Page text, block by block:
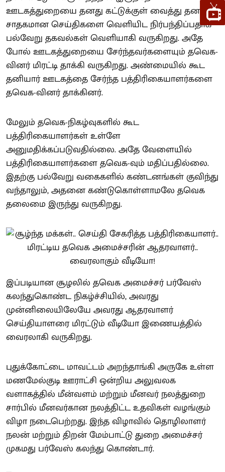
ஊடகத்துறையை தனது கட்டுக்குள் வைத்து தனக்கு
சாதகமான செய்திகளை வெளியிட நிர்பந்திப்பதாக
பல்வேறு தகவல்கள் வெளியாகி வருகிறது. அதே
போல் ஊடகத்துறையை சேர்ந்தவர்களையும் தவெக-
வினர் மிரட்டி தாக்கி வருகிறது. அண்மையில் கூட
தனியார் ஊடகத்தை சேர்ந்த பத்திரிகையாளர்களை
தவெக-வினர் தாக்கினர்.
மேலும் தவெக-நிகழ்வுகளில் கூட
பத்திரிகையாளர்கள் உள்ளே
அனுமதிக்கப்படுவதில்லை. அதே வேளையில்
பத்திரிகையாளர்களை தவெக-வும் மதிப்பதில்லை.
இதற்கு பல்வேறு வகைகளில் கண்டனங்கள் குவிந்து
வந்தாலும், அதனை கண்டுகொள்ளாமலே தவெக
தலைமை இருந்து வருகிறது.
இப்படியான சூழலில் தவெக அமைச்சர் பர்வேஸ்
கலந்துகொண்ட நிகழ்ச்சியில், அவரது
முன்னிலையிலேயே அவரது ஆதரவாளர்
செய்தியாளரை மிரட்டும் வீடியோ இணையத்தில்
வைரலாகி வருகிறது.
புதுக்கோட்டை மாவட்டம் அறந்தாங்கி அருகே உள்ள
மணமேல்குடி ஊராட்சி ஒன்றிய அலுவலக
வளாகத்தில் மீன்வளம் மற்றும் மீனவர் நலத்துறை
சார்பில் மீனவர்கான நலத்திட்ட உதவிகள் வழங்கும்
விழா நடைபெற்றது. இந்த விழாவில் தொழிலாளர்
நலன் மற்றும் திறன் மேம்பாட்டு துறை அமைச்சர்
முகமது பர்வேஸ் கலந்து கொண்டார்.